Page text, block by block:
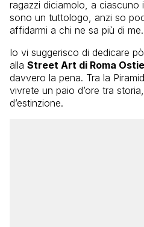
ragazzi diciamolo, a ciascuno
sono un tuttologo, anzi so
affidarmi a chi ne sa più di me.
Io vi suggerisco di dedicare
alla Street Art di Roma
davvero la pena. Tra la
vivrete un paio d’ore tra
d’estinzione.